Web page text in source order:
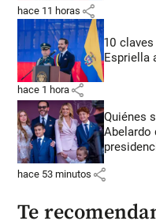
hace 11 horas share
10
Espriella
hace 1 hora share
Quiénes
Abelardo
hace 53 minutos share
Te